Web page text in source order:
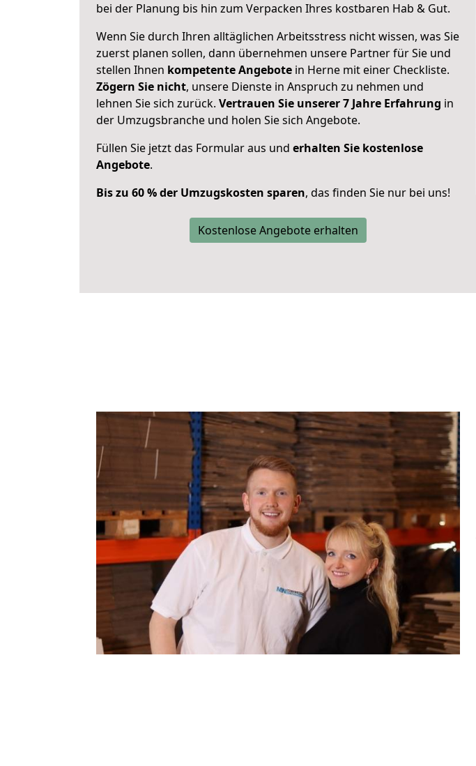
bei der Planung bis hin zum Verpacken Ihres kostbaren Hab & Gut.
Wenn Sie durch Ihren alltäglichen Arbeitsstress nicht wissen, was Sie
zuerst planen sollen, dann übernehmen unsere Partner für Sie und
stellen Ihnen kompetente Angebote in Herne mit einer Checkliste.
Zögern Sie nicht, unsere Dienste in Anspruch zu nehmen und
lehnen Sie sich zurück. Vertrauen Sie unserer 7 Jahre Erfahrung in
der Umzugsbranche und holen Sie sich Angebote.
Füllen Sie jetzt das Formular aus und erhalten Sie kostenlose
Angebote.
Bis zu 60 % der Umzugskosten sparen, das finden Sie nur bei uns!
Kostenlose Angebote erhalten